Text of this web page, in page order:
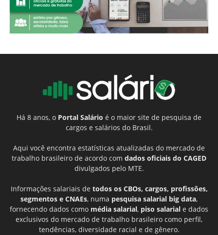
Há 8 anos, o Portal Salário é o maior site de pesquisa de
cargos e salários do Brasil.
Aqui você encontra estatísticas atualizadas do mercado de
trabalho brasileiro de acordo com dados oficiais do CAGED
divulgados pelo MTE.
Informações salariais de todos os CBOs, cargos, profissões,
segmentos e CNAEs, numa pesquisa salarial big data,
fornecendo dados como média salarial, piso salarial e dados
exclusivos do mercado de trabalho brasileiro como perfil,
tendências, diversidade racial e de gênero.